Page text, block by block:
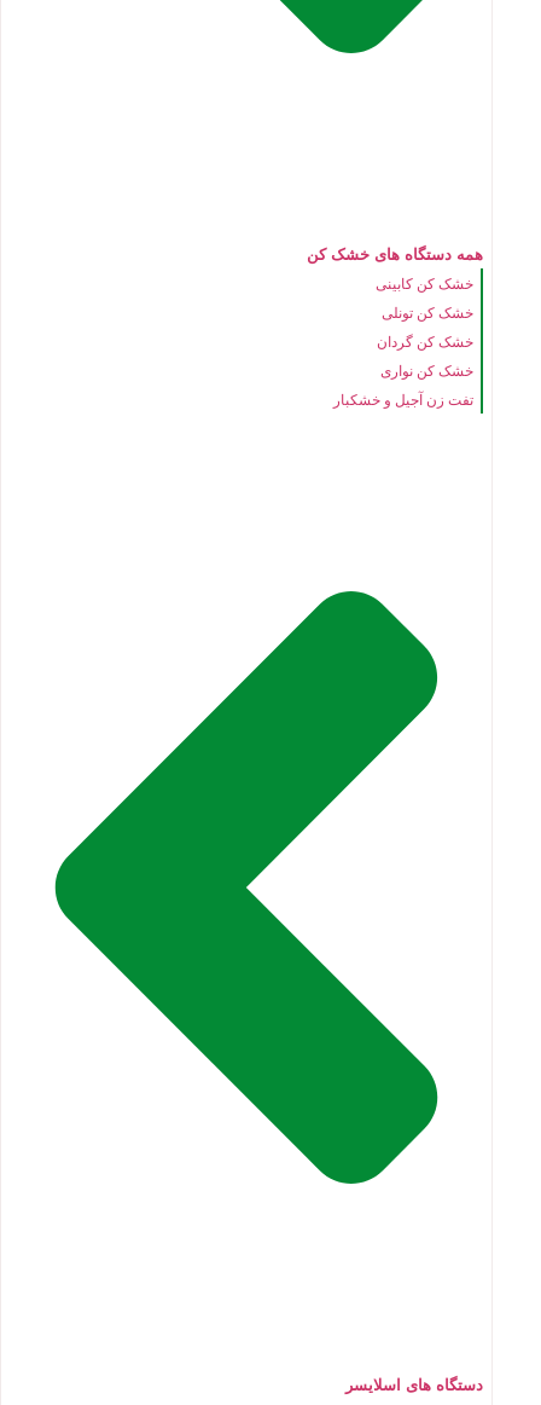
همه دستگاه های خشک کن
خشک کن کابینی
خشک کن تونلی
خشک کن گردان
خشک کن نواری
تفت زن آجیل و خشکبار
دستگاه های اسلایسر